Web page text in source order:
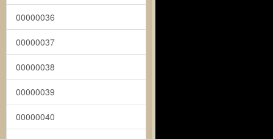
00000036
00000037
00000038
00000039
00000040